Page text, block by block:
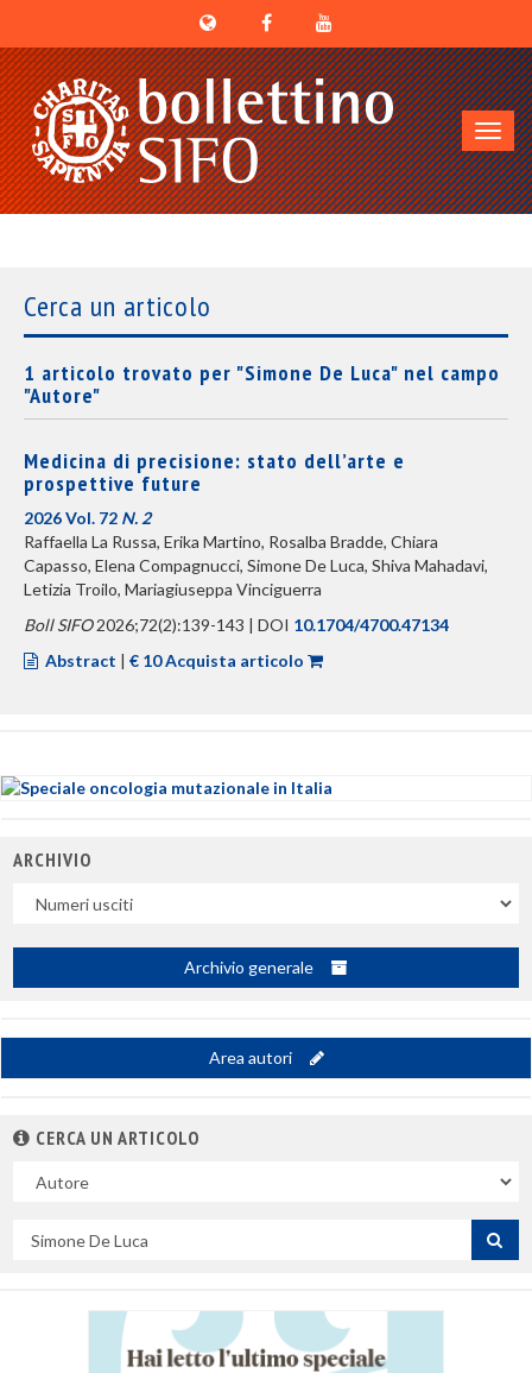
Cerca un articolo
1 articolo trovato per "Simone De Luca" nel campo
"Autore"
Medicina di precisione: stato dell’arte e
prospettive future
2026 Vol. 72 N. 2
Raffaella La Russa, Erika Martino, Rosalba Bradde, Chiara
Capasso, Elena Compagnucci, Simone De Luca, Shiva Mahadavi,
Letizia Troilo, Mariagiuseppa Vinciguerra
Boll SIFO2026;72(2):139-143 | DOI 10.1704/4700.47134
Abstract | € 10 Acquista articolo
ARCHIVIO
Archivio generale
Area autori
CERCA UN ARTICOLO
campo
per